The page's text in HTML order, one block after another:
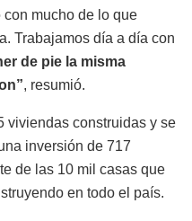
mucho de lo que
Trabajamos día a día con
de pie la misma
, resumió.
viviendas construidas y se
inversión de 717
de las 10 mil casas que
en todo el país.